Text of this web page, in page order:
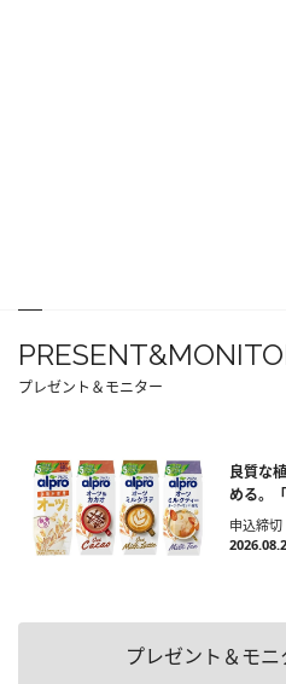
プレゼント＆モニター
良質な
める。
申込締切
プレゼント＆モ